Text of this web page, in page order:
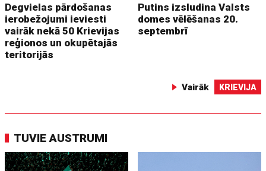
Degvielas pārdošanas
ierobežojumi ieviesti
vairāk nekā 50 Krievijas
reģionos un okupētajās
teritorijās
Putins izsludina Valsts
domes vēlēšanas 20.
septembrī
Vairāk KRIEVIJA
TUVIE AUSTRUMI